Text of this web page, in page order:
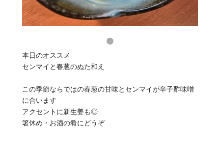
本日のオススメ
センマイと春葱のぬた和え
この季節ならではの春葱の甘味とセンマイが辛子酢味噌
に合います
アクセントに新生姜も◎
箸休め・お酒の肴にどうぞ